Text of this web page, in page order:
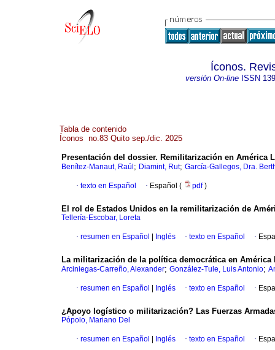
Íconos.
versión On-lineISSN
Tabla de contenido
Íconos no.83 Quito sep./dic. 2025
Presentación del dossier. Remilitarización en América
Benítez-Manaut, Raúl ; Diamint, Rut; García-Gallegos, Dra.
· texto en Español · Español ( pdf)
El rol de Estados Unidos en la remilitarización de
Tellería-Escobar, Loreta
· resumen en Español Inglés · texto en Español ·
La militarización de la política democrática en
Arciniegas-Carreño, Alexander; González-Tule, Luis Antonio;
· resumen en Español Inglés · texto en Español ·
¿Apoyo logístico o militarización? Las Fuerzas
Pópolo, Mariano Del
· resumen en Español Inglés · texto en Español ·